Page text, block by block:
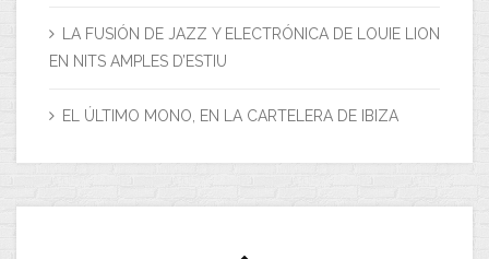
LA FUSIÓN DE JAZZ Y ELECTRÓNICA DE LOUIE LION
EN NITS AMPLES D’ESTIU
EL ÚLTIMO MONO, EN LA CARTELERA DE IBIZA